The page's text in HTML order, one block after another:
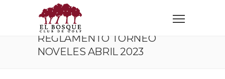
Home
REGLAMENTO TORNEO NOVELES ABRIL 2023
REGLAMENTO TORNEO
NOVELES ABRIL 2023